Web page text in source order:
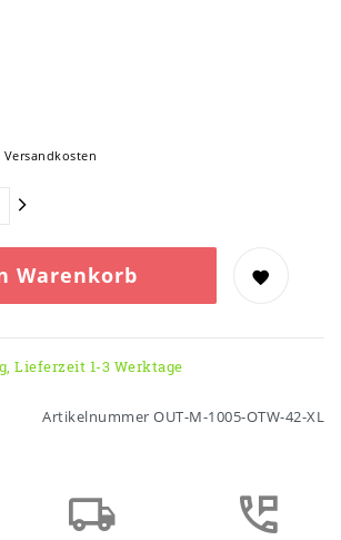
Versandkosten
Warenkorb
Lieferzeit 1-3 Werktage
Artikelnummer OUT-M-1005-OTW-42-XL